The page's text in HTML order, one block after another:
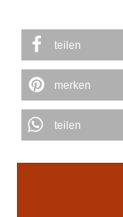
teilen
merken
teilen